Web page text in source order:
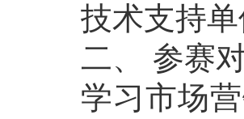
技术支持
二、 参赛
学习市场